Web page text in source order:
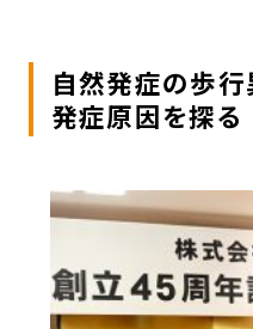
自然発症の歩行
発症原因を探る